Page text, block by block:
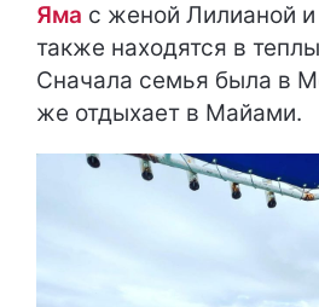
Яма с женой Лилианой
также находятся в
Сначала семья была в
же отдыхает в Майами.